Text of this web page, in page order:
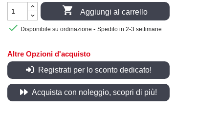
 Aggiungi al carrello
 Disponibile su ordinazione - Spedito in 2-3 settimane
Altre Opzioni d'acquisto
Registrati per lo sconto dedicato!
Acquista con noleggio, scopri di più!